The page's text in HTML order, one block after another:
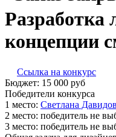
Разработка
концепции
Ссылка на конкурс
Бюджет: 15 000 руб
Победители конкурса
1 место: С­вет­ла­на
2 место: победитель не
3 место: победитель не